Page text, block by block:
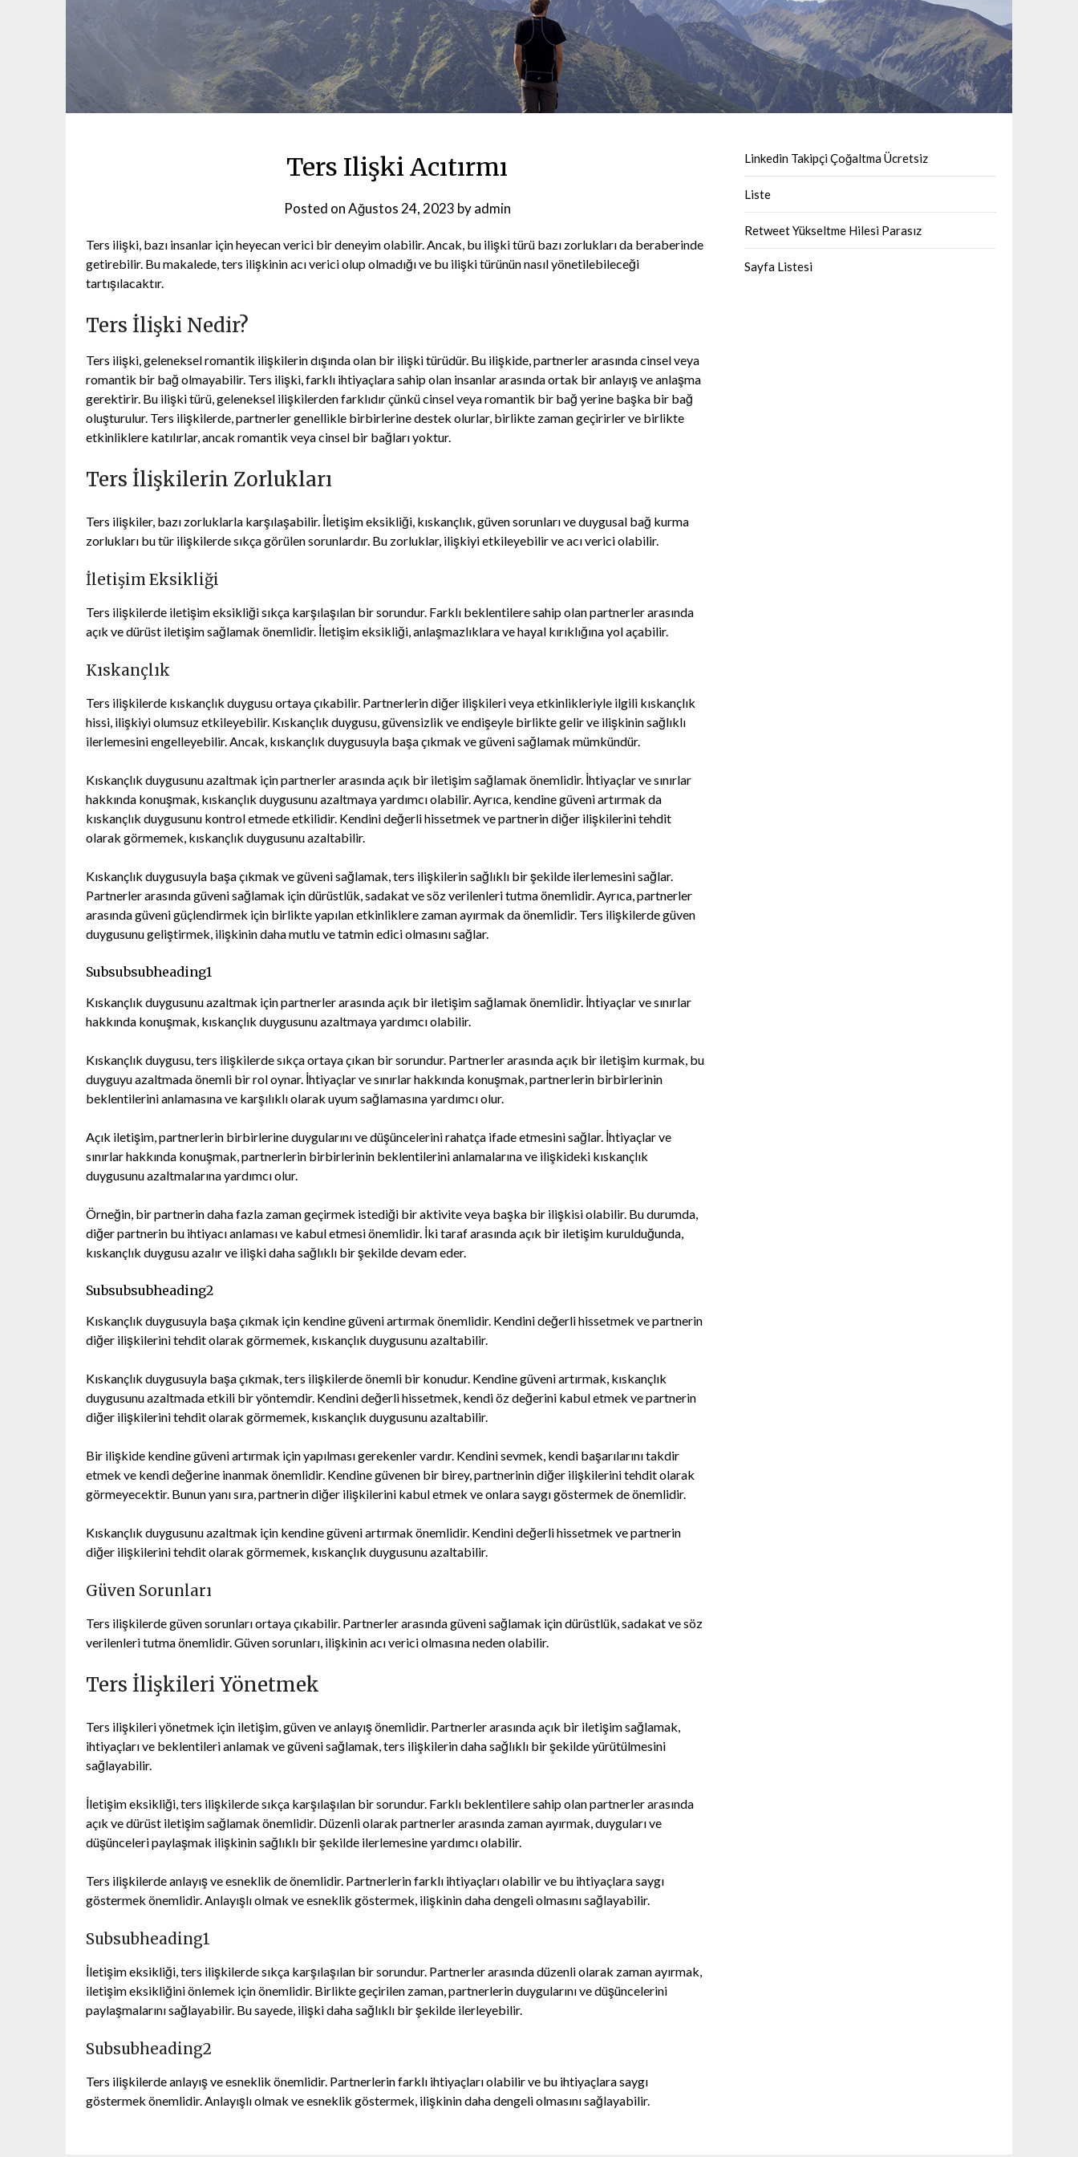
Ters Ilişki Acıtırmı
Posted onAğustos 24, 2023 byadmin
Ters ilişki, bazı insanlar için heyecan verici bir deneyim olabilir. Ancak, bu ilişki türü bazı zorlukları da beraberinde
getirebilir. Bu makalede, ters ilişkinin acı verici olup olmadığı ve bu ilişki türünün nasıl yönetilebileceği
tartışılacaktır.
Ters İlişki Nedir?
Ters ilişki, geleneksel romantik ilişkilerin dışında olan bir ilişki türüdür. Bu ilişkide, partnerler arasında cinsel veya
romantik bir bağ olmayabilir. Ters ilişki, farklı ihtiyaçlara sahip olan insanlar arasında ortak bir anlayış ve anlaşma
gerektirir. Bu ilişki türü, geleneksel ilişkilerden farklıdır çünkü cinsel veya romantik bir bağ yerine başka bir bağ
oluşturulur. Ters ilişkilerde, partnerler genellikle birbirlerine destek olurlar, birlikte zaman geçirirler ve birlikte
etkinliklere katılırlar, ancak romantik veya cinsel bir bağları yoktur.
Ters İlişkilerin Zorlukları
Ters ilişkiler, bazı zorluklarla karşılaşabilir. İletişim eksikliği, kıskançlık, güven sorunları ve duygusal bağ kurma
zorlukları bu tür ilişkilerde sıkça görülen sorunlardır. Bu zorluklar, ilişkiyi etkileyebilir ve acı verici olabilir.
İletişim Eksikliği
Ters ilişkilerde iletişim eksikliği sıkça karşılaşılan bir sorundur. Farklı beklentilere sahip olan partnerler arasında
açık ve dürüst iletişim sağlamak önemlidir. İletişim eksikliği, anlaşmazlıklara ve hayal kırıklığına yol açabilir.
Kıskançlık
Ters ilişkilerde kıskançlık duygusu ortaya çıkabilir. Partnerlerin diğer ilişkileri veya etkinlikleriyle ilgili kıskançlık
hissi, ilişkiyi olumsuz etkileyebilir. Kıskançlık duygusu, güvensizlik ve endişeyle birlikte gelir ve ilişkinin sağlıklı
ilerlemesini engelleyebilir. Ancak, kıskançlık duygusuyla başa çıkmak ve güveni sağlamak mümkündür.
Kıskançlık duygusunu azaltmak için partnerler arasında açık bir iletişim sağlamak önemlidir. İhtiyaçlar ve sınırlar
hakkında konuşmak, kıskançlık duygusunu azaltmaya yardımcı olabilir. Ayrıca, kendine güveni artırmak da
kıskançlık duygusunu kontrol etmede etkilidir. Kendini değerli hissetmek ve partnerin diğer ilişkilerini tehdit
olarak görmemek, kıskançlık duygusunu azaltabilir.
Kıskançlık duygusuyla başa çıkmak ve güveni sağlamak, ters ilişkilerin sağlıklı bir şekilde ilerlemesini sağlar.
Partnerler arasında güveni sağlamak için dürüstlük, sadakat ve söz verilenleri tutma önemlidir. Ayrıca, partnerler
arasında güveni güçlendirmek için birlikte yapılan etkinliklere zaman ayırmak da önemlidir. Ters ilişkilerde güven
duygusunu geliştirmek, ilişkinin daha mutlu ve tatmin edici olmasını sağlar.
Subsubsubheading1
Kıskançlık duygusunu azaltmak için partnerler arasında açık bir iletişim sağlamak önemlidir. İhtiyaçlar ve sınırlar
hakkında konuşmak, kıskançlık duygusunu azaltmaya yardımcı olabilir.
Kıskançlık duygusu, ters ilişkilerde sıkça ortaya çıkan bir sorundur. Partnerler arasında açık bir iletişim kurmak, bu
duyguyu azaltmada önemli bir rol oynar. İhtiyaçlar ve sınırlar hakkında konuşmak, partnerlerin birbirlerinin
beklentilerini anlamasına ve karşılıklı olarak uyum sağlamasına yardımcı olur.
Açık iletişim, partnerlerin birbirlerine duygularını ve düşüncelerini rahatça ifade etmesini sağlar. İhtiyaçlar ve
sınırlar hakkında konuşmak, partnerlerin birbirlerinin beklentilerini anlamalarına ve ilişkideki kıskançlık
duygusunu azaltmalarına yardımcı olur.
Örneğin, bir partnerin daha fazla zaman geçirmek istediği bir aktivite veya başka bir ilişkisi olabilir. Bu durumda,
diğer partnerin bu ihtiyacı anlaması ve kabul etmesi önemlidir. İki taraf arasında açık bir iletişim kurulduğunda,
kıskançlık duygusu azalır ve ilişki daha sağlıklı bir şekilde devam eder.
Subsubsubheading2
Kıskançlık duygusuyla başa çıkmak için kendine güveni artırmak önemlidir. Kendini değerli hissetmek ve partnerin
diğer ilişkilerini tehdit olarak görmemek, kıskançlık duygusunu azaltabilir.
Kıskançlık duygusuyla başa çıkmak, ters ilişkilerde önemli bir konudur. Kendine güveni artırmak, kıskançlık
duygusunu azaltmada etkili bir yöntemdir. Kendini değerli hissetmek, kendi öz değerini kabul etmek ve partnerin
diğer ilişkilerini tehdit olarak görmemek, kıskançlık duygusunu azaltabilir.
Bir ilişkide kendine güveni artırmak için yapılması gerekenler vardır. Kendini sevmek, kendi başarılarını takdir
etmek ve kendi değerine inanmak önemlidir. Kendine güvenen bir birey, partnerinin diğer ilişkilerini tehdit olarak
görmeyecektir. Bunun yanı sıra, partnerin diğer ilişkilerini kabul etmek ve onlara saygı göstermek de önemlidir.
Kıskançlık duygusunu azaltmak için kendine güveni artırmak önemlidir. Kendini değerli hissetmek ve partnerin
diğer ilişkilerini tehdit olarak görmemek, kıskançlık duygusunu azaltabilir.
Güven Sorunları
Ters ilişkilerde güven sorunları ortaya çıkabilir. Partnerler arasında güveni sağlamak için dürüstlük, sadakat ve söz
verilenleri tutma önemlidir. Güven sorunları, ilişkinin acı verici olmasına neden olabilir.
Ters İlişkileri Yönetmek
Ters ilişkileri yönetmek için iletişim, güven ve anlayış önemlidir. Partnerler arasında açık bir iletişim sağlamak,
ihtiyaçları ve beklentileri anlamak ve güveni sağlamak, ters ilişkilerin daha sağlıklı bir şekilde yürütülmesini
sağlayabilir.
İletişim eksikliği, ters ilişkilerde sıkça karşılaşılan bir sorundur. Farklı beklentilere sahip olan partnerler arasında
açık ve dürüst iletişim sağlamak önemlidir. Düzenli olarak partnerler arasında zaman ayırmak, duyguları ve
düşünceleri paylaşmak ilişkinin sağlıklı bir şekilde ilerlemesine yardımcı olabilir.
Ters ilişkilerde anlayış ve esneklik de önemlidir. Partnerlerin farklı ihtiyaçları olabilir ve bu ihtiyaçlara saygı
göstermek önemlidir. Anlayışlı olmak ve esneklik göstermek, ilişkinin daha dengeli olmasını sağlayabilir.
Subsubheading1
İletişim eksikliği, ters ilişkilerde sıkça karşılaşılan bir sorundur. Partnerler arasında düzenli olarak zaman ayırmak,
iletişim eksikliğini önlemek için önemlidir. Birlikte geçirilen zaman, partnerlerin duygularını ve düşüncelerini
paylaşmalarını sağlayabilir. Bu sayede, ilişki daha sağlıklı bir şekilde ilerleyebilir.
Subsubheading2
Ters ilişkilerde anlayış ve esneklik önemlidir. Partnerlerin farklı ihtiyaçları olabilir ve bu ihtiyaçlara saygı
göstermek önemlidir. Anlayışlı olmak ve esneklik göstermek, ilişkinin daha dengeli olmasını sağlayabilir.
Linkedin Takipçi Çoğaltma Ücretsiz
Liste
Retweet Yükseltme Hilesi Parasız
Sayfa Listesi